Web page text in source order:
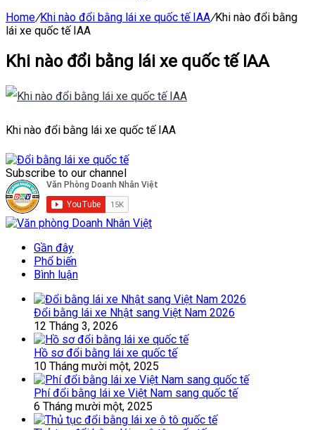
Home/Khi nào đổi bằng lái xe quốc tế IAA/Khi nào đổi bằng
lái xe quốc tế IAA
Khi nào đổi bằng lái xe quốc tế IAA
Khi nào đổi bằng lái xe quốc tế IAA
Subscribe to our channel
Gần đây
Phổ biến
Bình luận
Đổi bằng lái xe Nhật sang Việt Nam 2026
12 Tháng 3, 2026
Hồ sơ đổi bằng lái xe quốc tế
10 Tháng mười một, 2025
Phí đổi bằng lái xe Việt Nam sang quốc tế
6 Tháng mười một, 2025